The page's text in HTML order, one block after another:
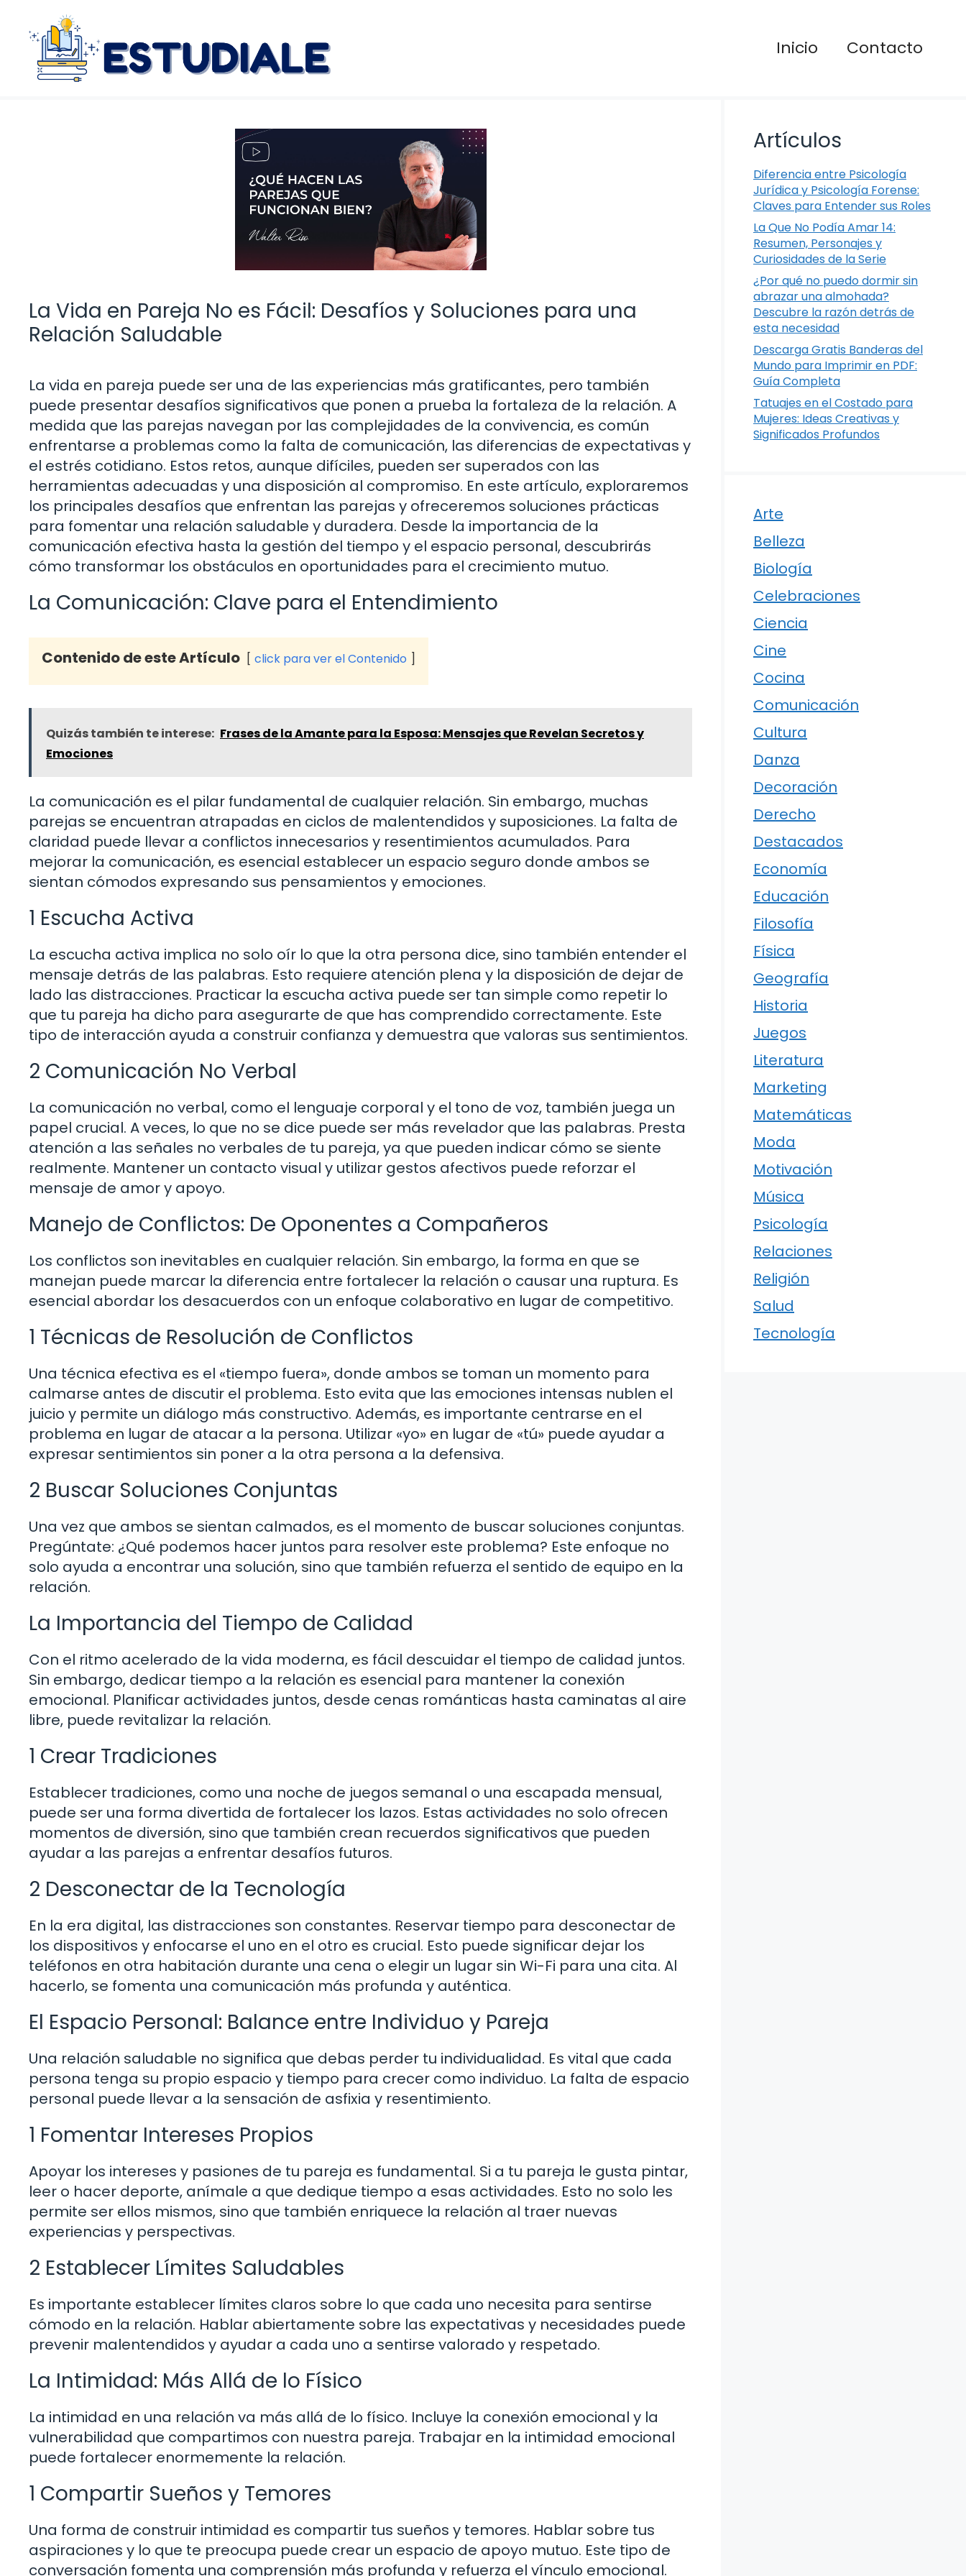
contenido
Inicio Contacto
La Vida en Pareja No es Fácil: Desafíos y Soluciones para una
Relación Saludable
La vida en pareja puede ser una de las experiencias más gratificantes, pero también
puede presentar desafíos significativos que ponen a prueba la fortaleza de la relación. A
medida que las parejas navegan por las complejidades de la convivencia, es común
enfrentarse a problemas como la falta de comunicación, las diferencias de expectativas y
el estrés cotidiano. Estos retos, aunque difíciles, pueden ser superados con las
herramientas adecuadas y una disposición al compromiso. En este artículo, exploraremos
los principales desafíos que enfrentan las parejas y ofreceremos soluciones prácticas
para fomentar una relación saludable y duradera. Desde la importancia de la
comunicación efectiva hasta la gestión del tiempo y el espacio personal, descubrirás
cómo transformar los obstáculos en oportunidades para el crecimiento mutuo.
La Comunicación: Clave para el Entendimiento
Contenido de este Artículo click para ver el Contenido
Quizás también te interese: Frases de la Amante para la Esposa: Mensajes que Revelan Secretos y
Emociones
La comunicación es el pilar fundamental de cualquier relación. Sin embargo, muchas
parejas se encuentran atrapadas en ciclos de malentendidos y suposiciones. La falta de
claridad puede llevar a conflictos innecesarios y resentimientos acumulados. Para
mejorar la comunicación, es esencial establecer un espacio seguro donde ambos se
sientan cómodos expresando sus pensamientos y emociones.
1 Escucha Activa
La escucha activa implica no solo oír lo que la otra persona dice, sino también entender el
mensaje detrás de las palabras. Esto requiere atención plena y la disposición de dejar de
lado las distracciones. Practicar la escucha activa puede ser tan simple como repetir lo
que tu pareja ha dicho para asegurarte de que has comprendido correctamente. Este
tipo de interacción ayuda a construir confianza y demuestra que valoras sus sentimientos.
2 Comunicación No Verbal
La comunicación no verbal, como el lenguaje corporal y el tono de voz, también juega un
papel crucial. A veces, lo que no se dice puede ser más revelador que las palabras. Presta
atención a las señales no verbales de tu pareja, ya que pueden indicar cómo se siente
realmente. Mantener un contacto visual y utilizar gestos afectivos puede reforzar el
mensaje de amor y apoyo.
Manejo de Conflictos: De Oponentes a Compañeros
Los conflictos son inevitables en cualquier relación. Sin embargo, la forma en que se
manejan puede marcar la diferencia entre fortalecer la relación o causar una ruptura. Es
esencial abordar los desacuerdos con un enfoque colaborativo en lugar de competitivo.
1 Técnicas de Resolución de Conflictos
Una técnica efectiva es el «tiempo fuera», donde ambos se toman un momento para
calmarse antes de discutir el problema. Esto evita que las emociones intensas nublen el
juicio y permite un diálogo más constructivo. Además, es importante centrarse en el
problema en lugar de atacar a la persona. Utilizar «yo» en lugar de «tú» puede ayudar a
expresar sentimientos sin poner a la otra persona a la defensiva.
2 Buscar Soluciones Conjuntas
Una vez que ambos se sientan calmados, es el momento de buscar soluciones conjuntas.
Pregúntate: ¿Qué podemos hacer juntos para resolver este problema? Este enfoque no
solo ayuda a encontrar una solución, sino que también refuerza el sentido de equipo en la
relación.
La Importancia del Tiempo de Calidad
Con el ritmo acelerado de la vida moderna, es fácil descuidar el tiempo de calidad juntos.
Sin embargo, dedicar tiempo a la relación es esencial para mantener la conexión
emocional. Planificar actividades juntos, desde cenas románticas hasta caminatas al aire
libre, puede revitalizar la relación.
1 Crear Tradiciones
Establecer tradiciones, como una noche de juegos semanal o una escapada mensual,
puede ser una forma divertida de fortalecer los lazos. Estas actividades no solo ofrecen
momentos de diversión, sino que también crean recuerdos significativos que pueden
ayudar a las parejas a enfrentar desafíos futuros.
2 Desconectar de la Tecnología
En la era digital, las distracciones son constantes. Reservar tiempo para desconectar de
los dispositivos y enfocarse el uno en el otro es crucial. Esto puede significar dejar los
teléfonos en otra habitación durante una cena o elegir un lugar sin Wi-Fi para una cita. Al
hacerlo, se fomenta una comunicación más profunda y auténtica.
El Espacio Personal: Balance entre Individuo y Pareja
Una relación saludable no significa que debas perder tu individualidad. Es vital que cada
persona tenga su propio espacio y tiempo para crecer como individuo. La falta de espacio
personal puede llevar a la sensación de asfixia y resentimiento.
1 Fomentar Intereses Propios
Apoyar los intereses y pasiones de tu pareja es fundamental. Si a tu pareja le gusta pintar,
leer o hacer deporte, anímale a que dedique tiempo a esas actividades. Esto no solo les
permite ser ellos mismos, sino que también enriquece la relación al traer nuevas
experiencias y perspectivas.
2 Establecer Límites Saludables
Es importante establecer límites claros sobre lo que cada uno necesita para sentirse
cómodo en la relación. Hablar abiertamente sobre las expectativas y necesidades puede
prevenir malentendidos y ayudar a cada uno a sentirse valorado y respetado.
La Intimidad: Más Allá de lo Físico
La intimidad en una relación va más allá de lo físico. Incluye la conexión emocional y la
vulnerabilidad que compartimos con nuestra pareja. Trabajar en la intimidad emocional
puede fortalecer enormemente la relación.
1 Compartir Sueños y Temores
Una forma de construir intimidad es compartir tus sueños y temores. Hablar sobre tus
aspiraciones y lo que te preocupa puede crear un espacio de apoyo mutuo. Este tipo de
conversación fomenta una comprensión más profunda y refuerza el vínculo emocional.
Artículos
Diferencia entre Psicología
Jurídica y Psicología Forense:
Claves para Entender sus Roles
La Que No Podía Amar 14:
Resumen, Personajes y
Curiosidades de la Serie
¿Por qué no puedo dormir sin
abrazar una almohada?
Descubre la razón detrás de
esta necesidad
Descarga Gratis Banderas del
Mundo para Imprimir en PDF:
Guía Completa
Tatuajes en el Costado para
Mujeres: Ideas Creativas y
Significados Profundos
Arte
Belleza
Biología
Celebraciones
Ciencia
Cine
Cocina
Comunicación
Cultura
Danza
Decoración
Derecho
Destacados
Economía
Educación
Filosofía
Física
Geografía
Historia
Juegos
Literatura
Marketing
Matemáticas
Moda
Motivación
Música
Psicología
Relaciones
Religión
Salud
Tecnología